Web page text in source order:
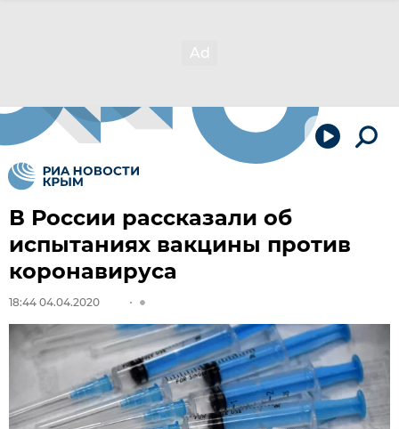
В России рассказали об
испытаниях вакцины против
коронавируса
18:44 04.04.2020